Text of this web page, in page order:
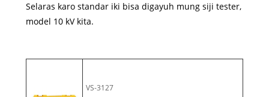
Selaras karo standar iki bisa digayuh mung siji tester,
model 10 kV kita.
VS-3127